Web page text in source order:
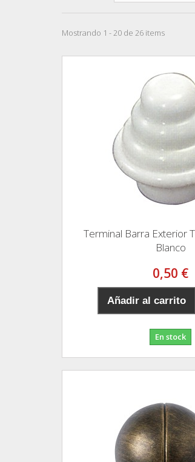
Mostrando 1 - 20 de 26 items
Terminal Barra Exterior
Blanco
0,50 €
Añadir al carrito
En stock